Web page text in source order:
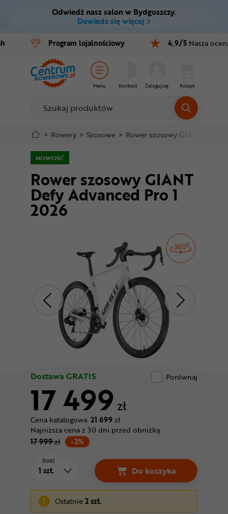
Ctrl M
Menu główne
Informacje o produkcie
Do koszyka
Szczegółowe informacje
Mapa strony
Odwiedź nasz salon w Bydgoszczy.
Dowiedz się więcej
Program lojalnościowy 4,9/5 Nasza
Menu Kontrast Zaloguj się Koszyk
Rowery
E-bike
Części
Akcesoria
Odzież
Kaski
Buty
Warsztat
Superoferta
> Rowery > Szosowe > Rower szosowy GIANT Defy
NOWOŚĆ
Rower szosowy GIANT
Defy Advanced Pro 1
2026
Dostawa GRATIS Porównaj
17 499 zł
Cena katalogowa: 21 699zł
-2%
Najniższa cena z 30 dni przed obniżką
17 999zł
Ilość
Do koszyka
Ostatnie2 szt.